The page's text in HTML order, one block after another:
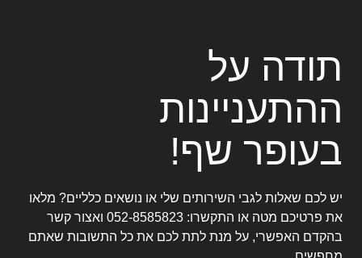
תודה על
ההתעניינות
בעופר שף!
יש לכם שאלות לגבי השירותים שלי או נושאים כלליים? מלאו
את פרטיכם מטה או התקשרו: 052-8585823 ואצור קשר
בהקדם האפשרי, על מנת לתת לכם את כל התשובות שאתם